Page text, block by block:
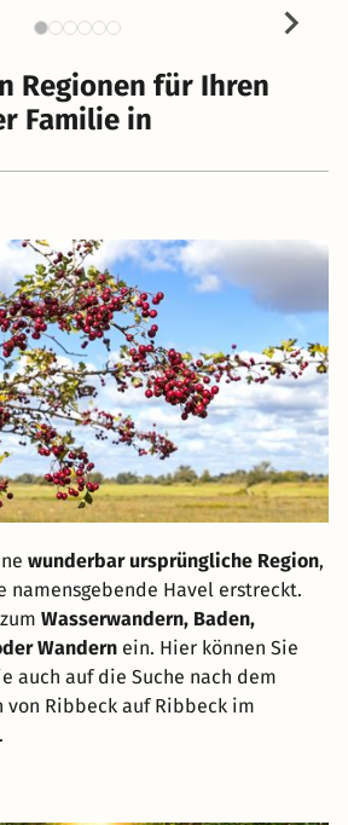
Regionen für Ihren
Familie in
wunderbar ursprüngliche Region,
namensgebende Havel erstreckt.
Wasserwandern, Baden,
Wandern ein. Hier können Sie
auch auf die Suche nach dem
von Ribbeck auf Ribbeck im